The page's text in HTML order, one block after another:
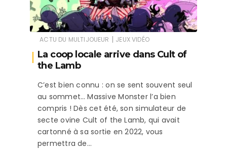
ACTU DU MULTIJOUEUR | JEUX VIDÉO
La coop locale arrive dans Cult of
the Lamb
C’est bien connu : on se sent souvent seul
au sommet… Massive Monster l’a bien
compris ! Dès cet été, son simulateur de
secte ovine Cult of the Lamb, qui avait
cartonné à sa sortie en 2022, vous
permettra de…